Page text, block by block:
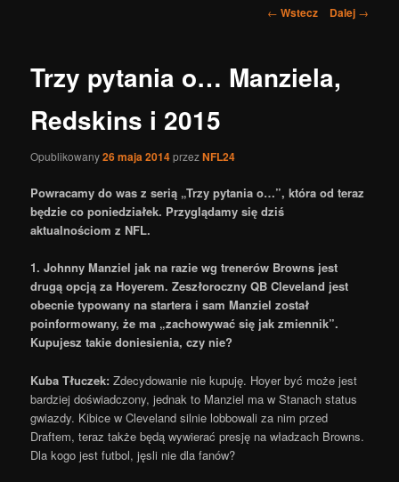
Nawigacja
← Wstecz Dalej →
Trzy pytania o… Manziela,
Redskins i 2015
Opublikowany26 maja 2014przezNFL24
Powracamy do was z serią „Trzy pytania o…”, która od teraz
będzie co poniedziałek. Przyglądamy się dziś
aktualnościom z NFL.
1. Johnny Manziel jak na razie wg trenerów Browns jest
drugą opcją za Hoyerem. Zeszłoroczny QB Cleveland jest
obecnie typowany na startera i sam Manziel został
poinformowany, że ma „zachowywać się jak zmiennik”.
Kupujesz takie doniesienia, czy nie?
Kuba Tłuczek:Zdecydowanie nie kupuję. Hoyer być może jest
bardziej doświadczony, jednak to Manziel ma w Stanach status
gwiazdy. Kibice w Cleveland silnie lobbowali za nim przed
Draftem, teraz także będą wywierać presję na władzach Browns.
Dla kogo jest futbol, jęsli nie dla fanów?